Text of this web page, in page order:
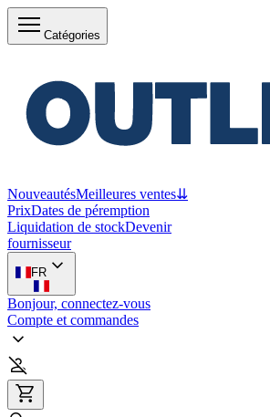
Catégories
NouveautésMeilleures ventes⇊
PrixDates de péremption
Liquidation de stockDevenir
fournisseur
FR
Bonjour, connectez-vous
Compte et commandes